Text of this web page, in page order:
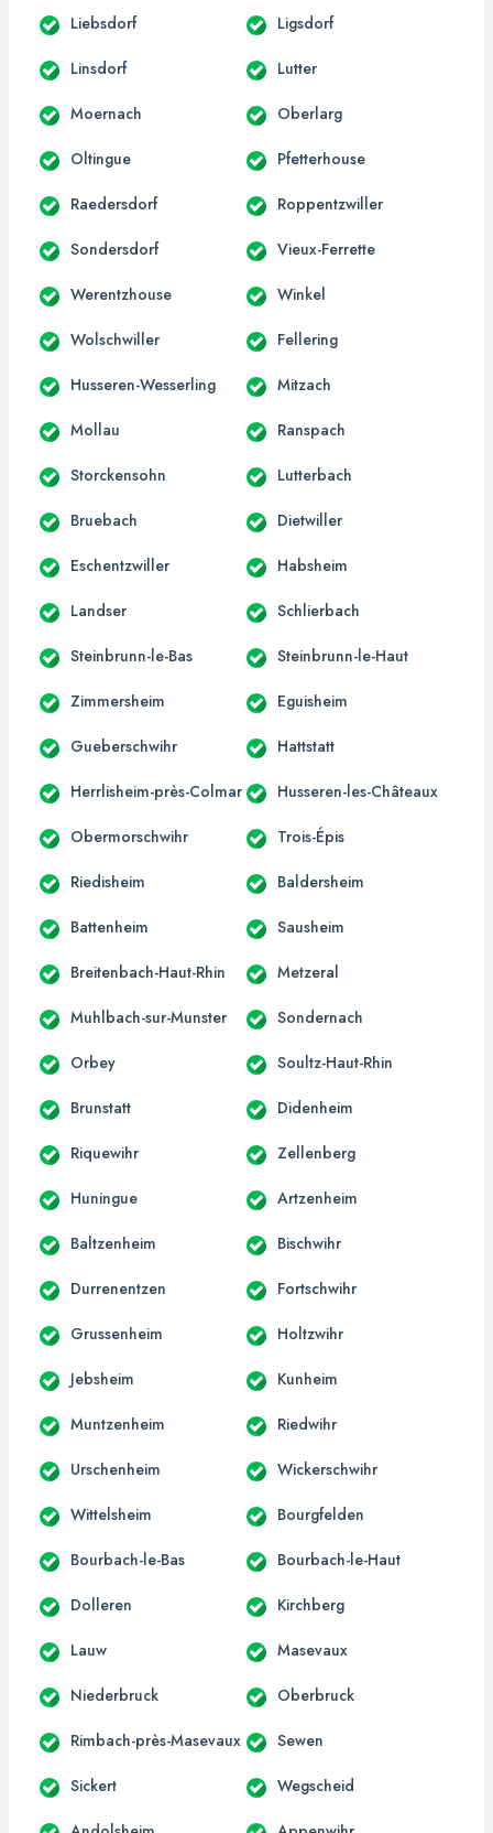
Liebsdorf Ligsdorf
Linsdorf Lutter
Moernach Oberlarg
Oltingue Pfetterhouse
Raedersdorf Roppentzwiller
Sondersdorf Vieux-Ferrette
Werentzhouse Winkel
Wolschwiller Fellering
Husseren-Wesserling Mitzach
Mollau Ranspach
Storckensohn Lutterbach
Bruebach Dietwiller
Eschentzwiller Habsheim
Landser Schlierbach
Steinbrunn-le-Bas Steinbrunn-le-Haut
Zimmersheim Eguisheim
Gueberschwihr Hattstatt
Herrlisheim-près-Colmar Husseren-les-Châteaux
Obermorschwihr Trois-Épis
Riedisheim Baldersheim
Battenheim Sausheim
Breitenbach-Haut-Rhin Metzeral
Muhlbach-sur-Munster Sondernach
Orbey Soultz-Haut-Rhin
Brunstatt Didenheim
Riquewihr Zellenberg
Huningue Artzenheim
Baltzenheim Bischwihr
Durrenentzen Fortschwihr
Grussenheim Holtzwihr
Jebsheim Kunheim
Muntzenheim Riedwihr
Urschenheim Wickerschwihr
Wittelsheim Bourgfelden
Bourbach-le-Bas Bourbach-le-Haut
Dolleren Kirchberg
Lauw Masevaux
Niederbruck Oberbruck
Rimbach-près-Masevaux Sewen
Sickert Wegscheid